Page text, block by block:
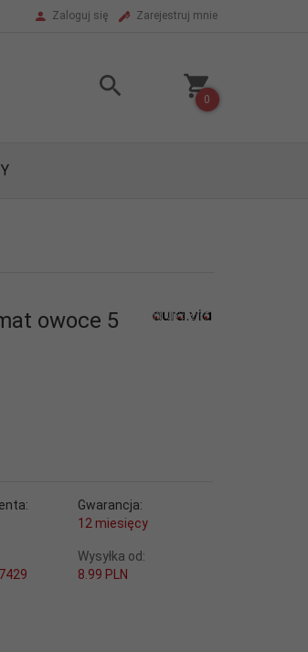
Zaloguj się Zarejestruj mnie
0
owoce 5
Gwarancja:
12 miesięcy
Wysyłka od:
8.99 PLN